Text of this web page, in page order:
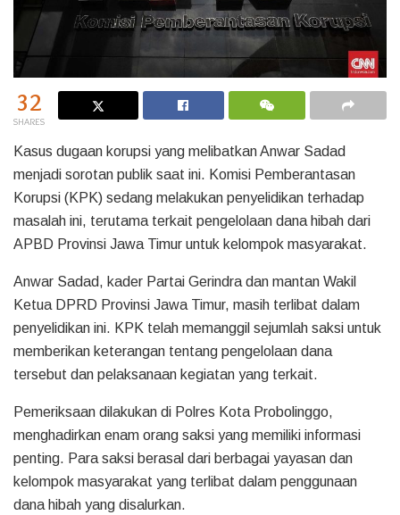
32
SHARES
Kasus dugaan korupsi yang melibatkan Anwar Sadad
menjadi sorotan publik saat ini. Komisi Pemberantasan
Korupsi (KPK) sedang melakukan penyelidikan terhadap
masalah ini, terutama terkait pengelolaan dana hibah dari
APBD Provinsi Jawa Timur untuk kelompok masyarakat.
Anwar Sadad, kader Partai Gerindra dan mantan Wakil
Ketua DPRD Provinsi Jawa Timur, masih terlibat dalam
penyelidikan ini. KPK telah memanggil sejumlah saksi untuk
memberikan keterangan tentang pengelolaan dana
tersebut dan pelaksanaan kegiatan yang terkait.
Pemeriksaan dilakukan di Polres Kota Probolinggo,
menghadirkan enam orang saksi yang memiliki informasi
penting. Para saksi berasal dari berbagai yayasan dan
kelompok masyarakat yang terlibat dalam penggunaan
dana hibah yang disalurkan.